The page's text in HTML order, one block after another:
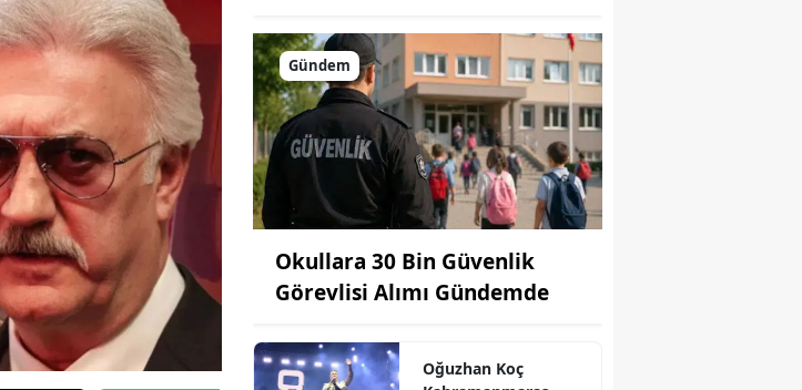
Gündem
Okullara 30 Bin Güvenlik
Görevlisi Alımı Gündemde
Oğuzhan Koç